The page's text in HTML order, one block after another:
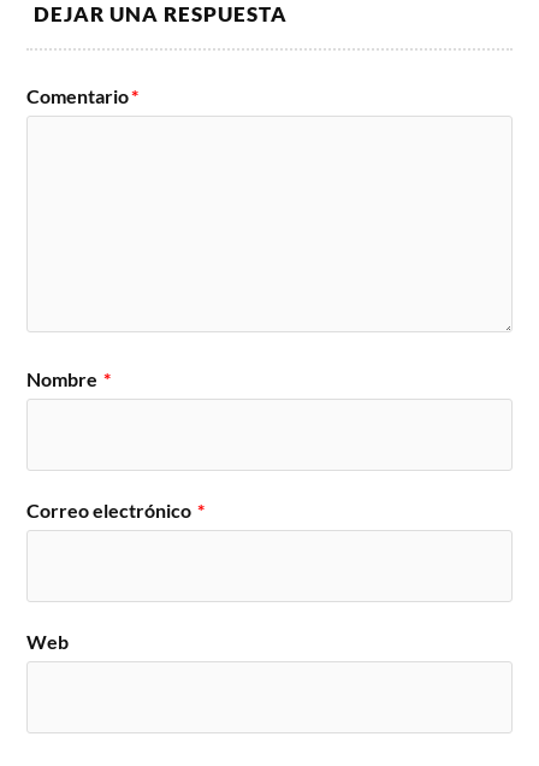
DEJAR UNA RESPUESTA
Comentario*
Nombre *
Correo electrónico *
Web